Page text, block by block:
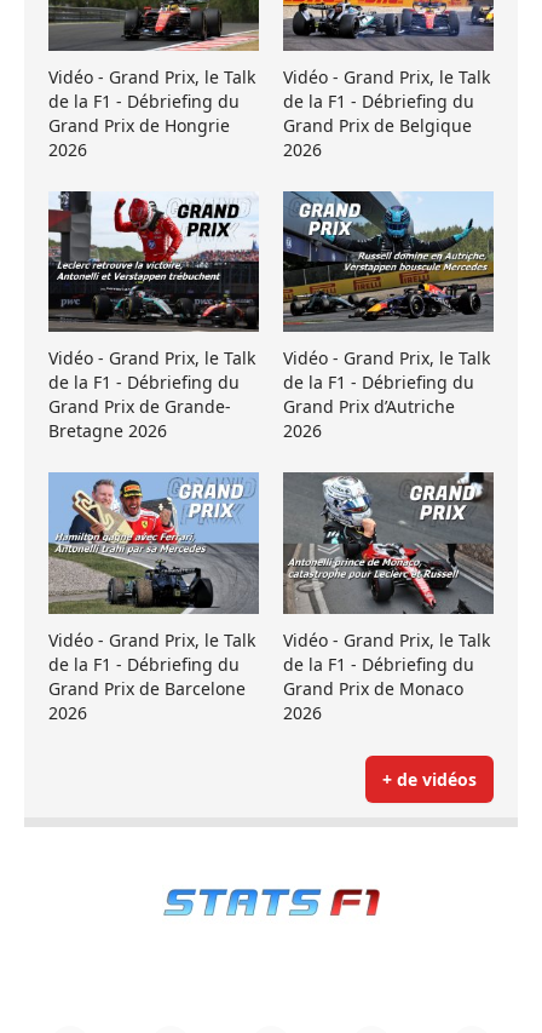
Vidéo - Grand Prix, le Talk
de la F1 - Débriefing du
Grand Prix de Hongrie
2026
Vidéo - Grand Prix, le Talk
de la F1 - Débriefing du
Grand Prix de Belgique
2026
Vidéo - Grand Prix, le Talk
de la F1 - Débriefing du
Grand Prix de Grande-
Bretagne 2026
Vidéo - Grand Prix, le Talk
de la F1 - Débriefing du
Grand Prix d’Autriche
2026
Vidéo - Grand Prix, le Talk
de la F1 - Débriefing du
Grand Prix de Barcelone
2026
Vidéo - Grand Prix, le Talk
de la F1 - Débriefing du
Grand Prix de Monaco
2026
+ de vidéos